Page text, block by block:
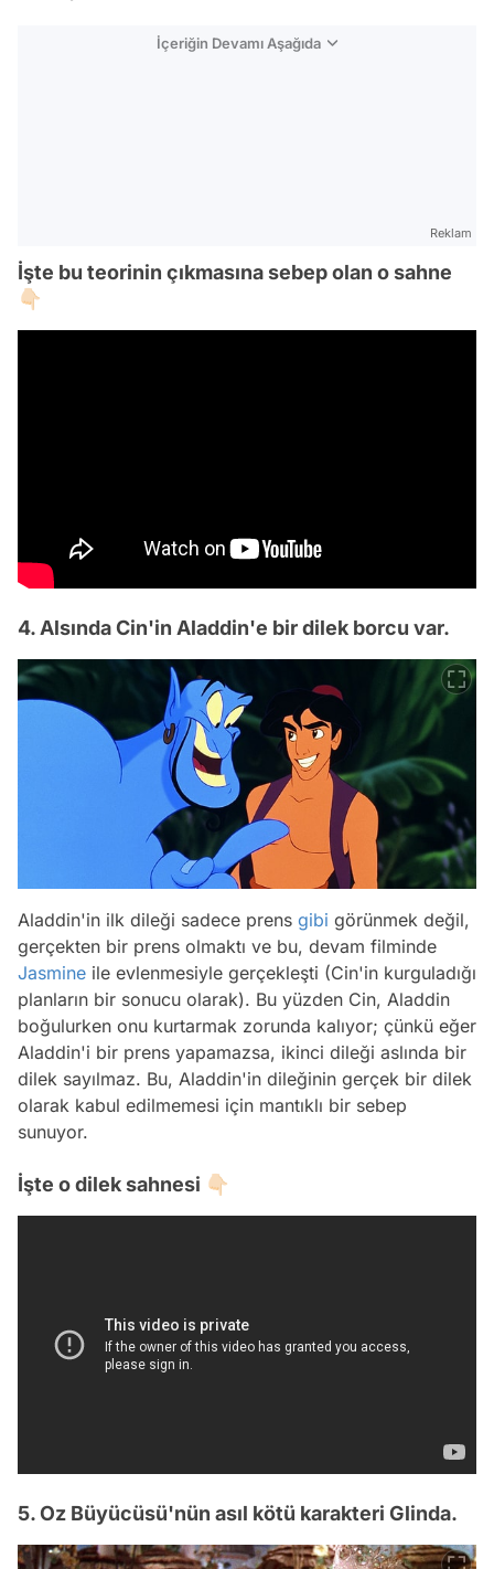
İçeriğin Devamı Aşağıda
Reklam
İşte bu teorinin çıkmasına sebep olan o sahne
👇🏻
4. Alsında Cin'in Aladdin'e bir dilek borcu var.
Aladdin'in ilk dileği sadece prens gibi görünmek değil,
gerçekten bir prens olmaktı ve bu, devam filminde
Jasmine ile evlenmesiyle gerçekleşti (Cin'in kurguladığı
planların bir sonucu olarak). Bu yüzden Cin, Aladdin
boğulurken onu kurtarmak zorunda kalıyor; çünkü eğer
Aladdin'i bir prens yapamazsa, ikinci dileği aslında bir
dilek sayılmaz. Bu, Aladdin'in dileğinin gerçek bir dilek
olarak kabul edilmemesi için mantıklı bir sebep
sunuyor.
İşte o dilek sahnesi 👇🏻
5. Oz Büyücüsü'nün asıl kötü karakteri Glinda.